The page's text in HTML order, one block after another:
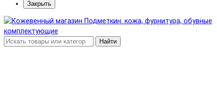
Закрыть
Найти